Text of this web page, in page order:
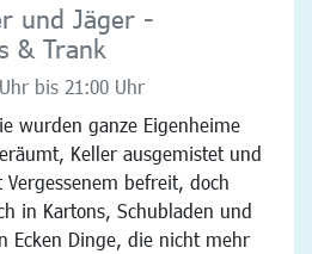
und Jäger -
& Trank
bis 21:00 Uhr
wurden ganze Eigenheime
Keller ausgemistet und
befreit, doch
in Kartons, Schubladen und
Ecken Dinge, die nicht mehr